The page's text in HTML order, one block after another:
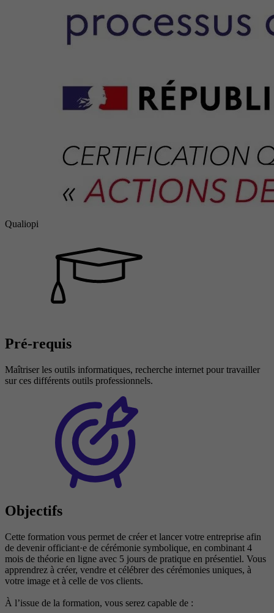
Qualiopi
Pré-requis
Maîtriser les outils informatiques, recherche internet pour travailler
sur ces différents outils professionnels.
Objectifs
Cette formation vous permet de créer et lancer votre entreprise afin
de devenir officiant·e de cérémonie symbolique, en combinant 4
mois de théorie en ligne avec 5 jours de pratique en présentiel. Vous
apprendrez à créer, vendre et célébrer des cérémonies uniques, à
votre image et à celle de vos clients.
À l’issue de la formation, vous serez capable de :